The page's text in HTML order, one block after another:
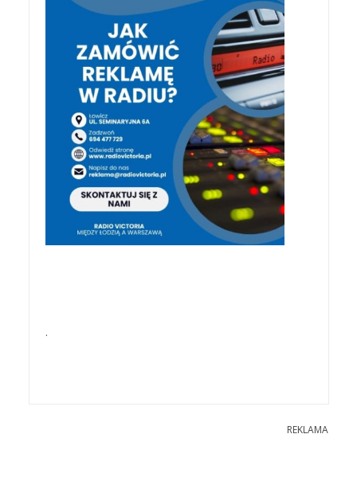
.
REKLAMA